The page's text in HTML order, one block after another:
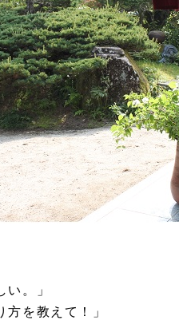
い。」
方を教えて！」